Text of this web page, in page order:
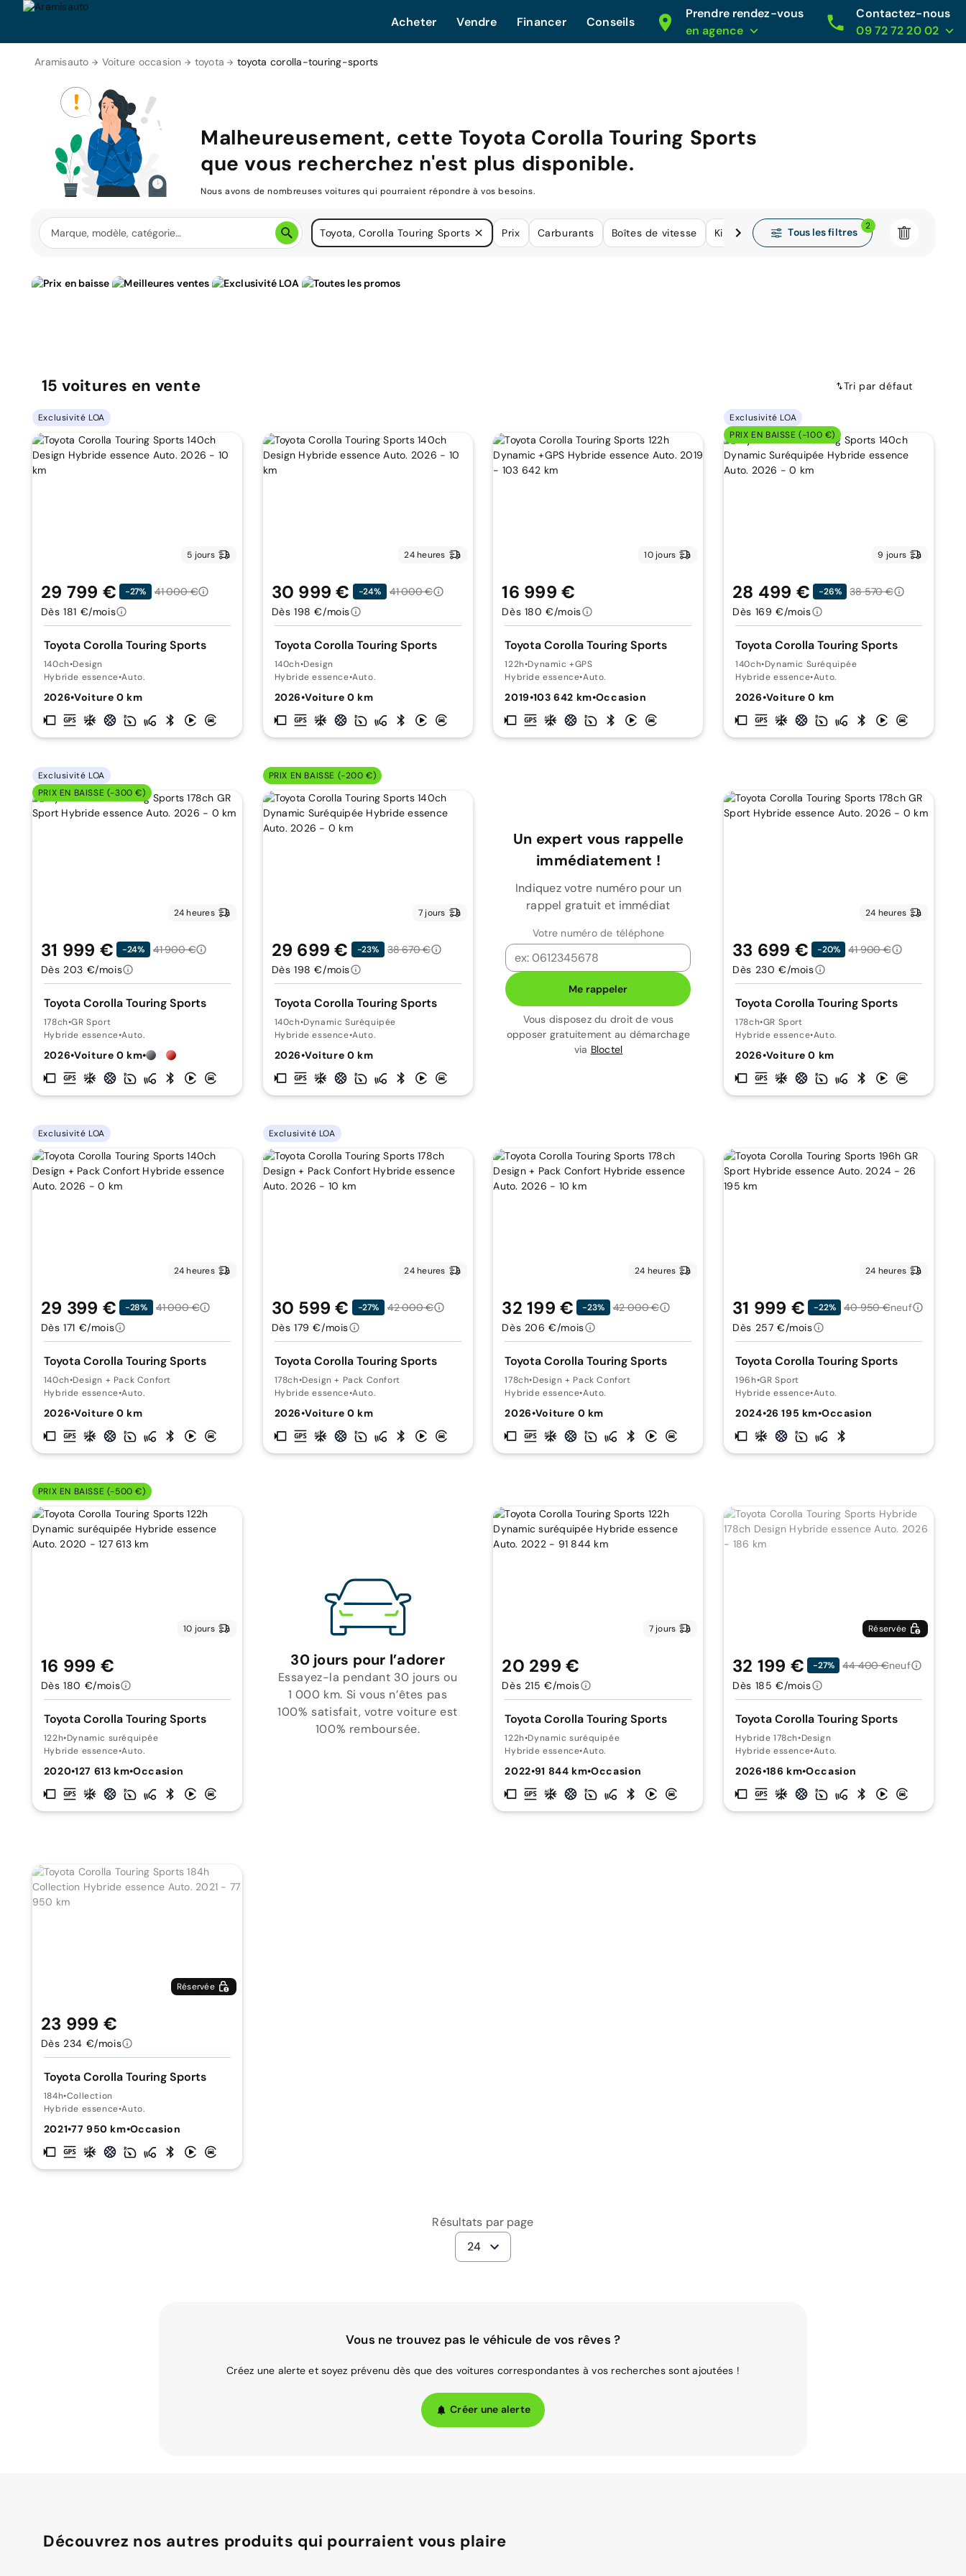
Acheter Vendre Financer Conseils
Prendre rendez-vous
en agence
Contactez-nous
09 72 72 20 02
Aramisauto Voiture occasion toyota toyota corolla-touring-sports
Malheureusement, cette Toyota Corolla Touring Sports
que vous recherchez n'est plus disponible.
Nous avons de nombreuses voitures qui pourraient répondre à vos besoins.
Toyota, Corolla Touring Sports Prix Carburants Boîtes de vitesse Kilométrage Tous les filtres
2
15voitures en vente Tri par défaut
Exclusivité LOA
5 jours
Toyota Corolla Touring Sports
140ch•Design
Hybride essence•Auto.
2026•Voiture 0 km
29 799 € -27%
41 000 €
Dès 181 €/mois
24 heures
Toyota Corolla Touring Sports
140ch•Design
Hybride essence•Auto.
2026•Voiture 0 km
30 999 € -24%
41 000 €
Dès 198 €/mois
10 jours
Toyota Corolla Touring Sports
122h•Dynamic +GPS
Hybride essence•Auto.
2019•103 642 km•Occasion
16 999 €
Dès 180 €/mois
Exclusivité LOA
PRIX EN BAISSE (-100 €)
9 jours
Toyota Corolla Touring Sports
140ch•Dynamic Suréquipée
Hybride essence•Auto.
2026•Voiture 0 km
28 499 € -26%
38 570 €
Dès 169 €/mois
Exclusivité LOA
PRIX EN BAISSE (-300 €)
24 heures
Toyota Corolla Touring Sports
178ch•GR Sport
Hybride essence•Auto.
2026•Voiture 0 km•
31 999 € -24%
41 900 €
Dès 203 €/mois
PRIX EN BAISSE (-200 €)
7 jours
Toyota Corolla Touring Sports
140ch•Dynamic Suréquipée
Hybride essence•Auto.
2026•Voiture 0 km
29 699 € -23%
38 670 €
Dès 198 €/mois
Un expert vous rappelle
immédiatement !
Indiquez votre numéro pour un
rappel gratuit et immédiat
Votre numéro de téléphone
Me rappeler
Vous disposez du droit de vous
opposer gratuitement au démarchage
via Bloctel
24 heures
Toyota Corolla Touring Sports
178ch•GR Sport
Hybride essence•Auto.
2026•Voiture 0 km
33 699 € -20%
41 900 €
Dès 230 €/mois
Exclusivité LOA
24 heures
Toyota Corolla Touring Sports
140ch•Design + Pack Confort
Hybride essence•Auto.
2026•Voiture 0 km
29 399 € -28%
41 000 €
Dès 171 €/mois
Exclusivité LOA
24 heures
Toyota Corolla Touring Sports
178ch•Design + Pack Confort
Hybride essence•Auto.
2026•Voiture 0 km
30 599 € -27%
42 000 €
Dès 179 €/mois
24 heures
Toyota Corolla Touring Sports
178ch•Design + Pack Confort
Hybride essence•Auto.
2026•Voiture 0 km
32 199 € -23%
42 000 €
Dès 206 €/mois
24 heures
Toyota Corolla Touring Sports
196h•GR Sport
Hybride essence•Auto.
2024•26 195 km•Occasion
31 999 € -22% 40 950 €neuf
Dès 257 €/mois
PRIX EN BAISSE (-500 €)
10 jours
Toyota Corolla Touring Sports
122h•Dynamic suréquipée
Hybride essence•Auto.
2020•127 613 km•Occasion
16 999 €
Dès 180 €/mois
30 jours pour l’adorer
Essayez-la pendant 30 jours ou
1 000 km. Si vous n’êtes pas
100% satisfait, votre voiture est
100% remboursée.
7 jours
Toyota Corolla Touring Sports
122h•Dynamic suréquipée
Hybride essence•Auto.
2022•91 844 km•Occasion
20 299 €
Dès 215 €/mois
Réservée
Toyota Corolla Touring Sports
Hybride 178ch•Design
Hybride essence•Auto.
2026•186 km•Occasion
32 199 € -27% 44 400 €neuf
Dès 185 €/mois
Réservée
Toyota Corolla Touring Sports
184h•Collection
Hybride essence•Auto.
2021•77 950 km•Occasion
23 999 €
Dès 234 €/mois
Résultats par page
24
Vous ne trouvez pas le véhicule de vos rêves ?
Créez une alerte et soyez prévenu dès que des voitures correspondantes à vos recherches sont ajoutées !
Créer une alerte
Découvrez nos autres produits qui pourraient vous plaire